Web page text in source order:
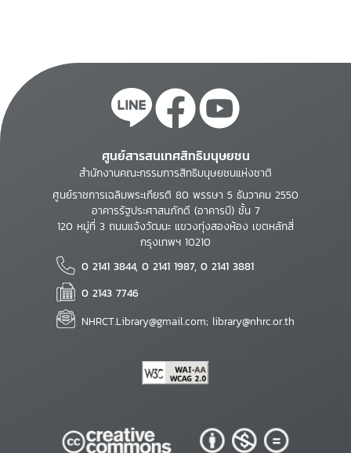
ศูนย์สารสนเทศสิทธิมนุษยชน
สำนักงานคณะกรรมการสิทธิมนุษยชนแห่งชาติ
ศูนย์ราชการเฉลิมพระเกียรติ 80 พรรษา 5 ธันวาคม 2550
อาคารรัฐประศาสนภักดี (อาคารบี) ชั้น 7
120 หมู่ที่ 3 ถนนแจ้งวัฒนะ แขวงทุ่งสองห้อง เขตหลักสี่
กรุงเทพฯ 10210
0 2141 3844, 0 2141 1987, 0 2141 3881
0 2143 7746
NHRCT.Library@gmail.com; library@nhrc.or.th